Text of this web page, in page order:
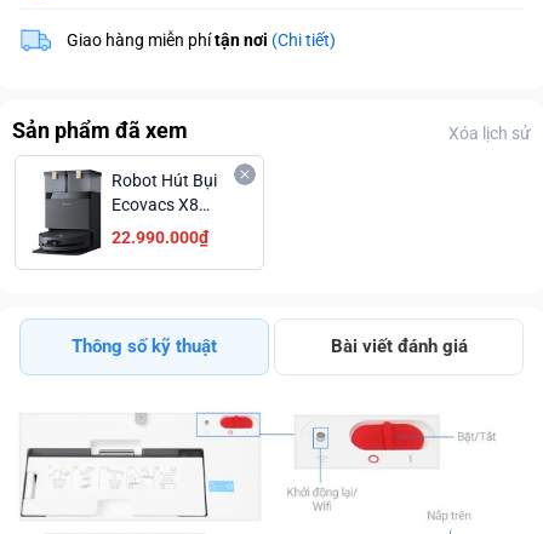
Giao hàng miễn phítận nơi (Chi tiết)
Sản phẩm đã xem Xóa lịch sử
Robot Hút Bụi
Ecovacs X8
PRO OMNI -
Trắng/Đen Trả
22.990.000₫
Thông số kỹ thuật Bài viết đánh giá